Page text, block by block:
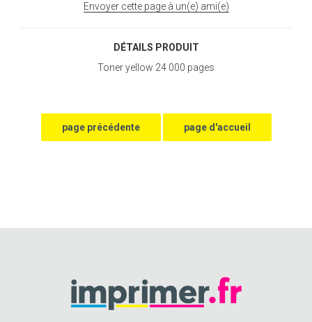
Envoyer cette page à un(e) ami(e)
DÉTAILS PRODUIT
Toner yellow 24 000 pages